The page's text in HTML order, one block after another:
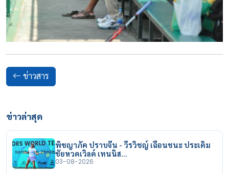
ข่าวสาร
ข่าวล่าสุด
พิชญาภัค ปราบจีน - วีรวิชญ์ เฉือนชนะ ประเดิม
ชัยหวดเวิลด์ เทนนิส…
03-08-2026